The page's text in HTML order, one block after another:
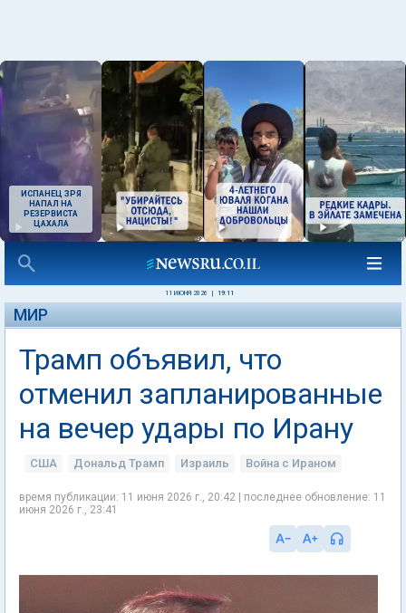
ИСПАНЕЦ ЗРЯ
НАПАЛ НА
РЕЗЕРВИСТА
ЦАХАЛА
11 ИЮНЯ 2026 19:11
МИР
Трамп объявил, что
отменил запланированные
на вечер удары по Ирану
США Дональд Трамп Израиль Война с Ираном
время публикации: 11 июня 2026 г., 20:42 | последнее обновление: 11
июня 2026 г., 23:41